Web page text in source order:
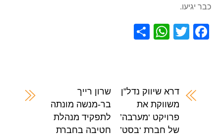
כבר יגיעו.
F
b
T
W
A
p
p
דרא שיווק נדל”ן
משווקת את
פרויקט ‘מערבה’
של חברת ‘בסט’
שרון רייך
בר-מנשה מונתה
לתפקיד מנהלת
חטיבה בחברת